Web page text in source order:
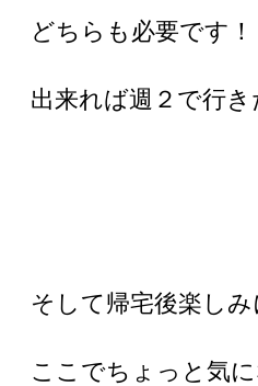
どちらも必要です！
出来れば週２で行
そして帰宅後楽し
ここでちょっと気